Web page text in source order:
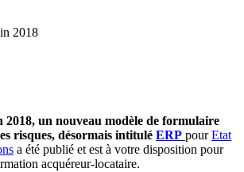
2018
un nouveau modèle de formulaire
risques, désormais intitulé ERP pourEtat
a été publié et est à votre disposition pour
acquéreur-locataire.